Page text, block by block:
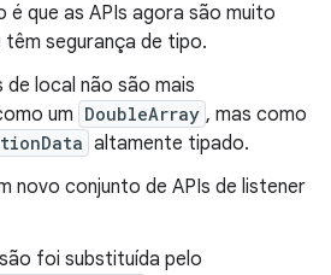
é que as APIs agora são muito
têm segurança de tipo.
de local não são mais
um DoubleArray , mas como
altamente tipado.
novo conjunto de APIs de listener
foi substituída pelo